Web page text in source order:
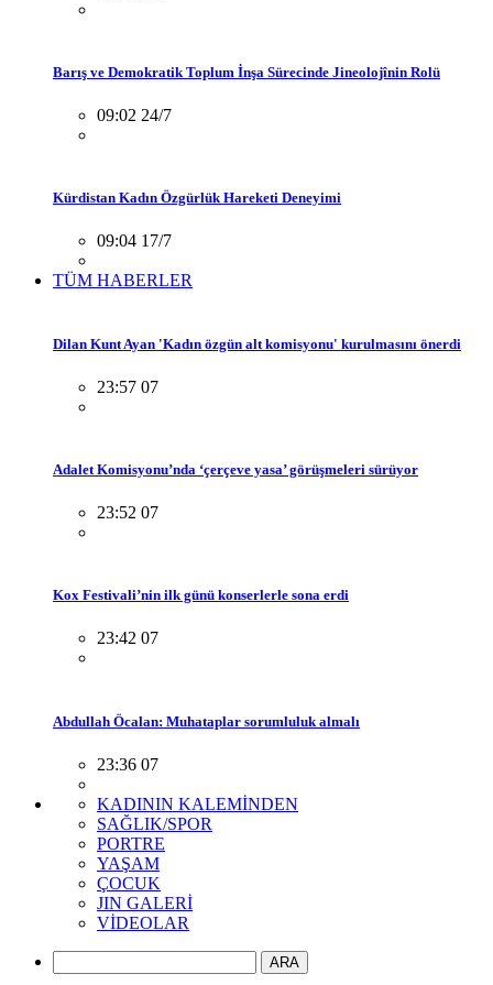
Barış ve Demokratik Toplum İnşa Sürecinde Jineolojînin Rolü
09:02 24/7
Kürdistan Kadın Özgürlük Hareketi Deneyimi
09:04 17/7
TÜM HABERLER
Dilan Kunt Ayan 'Kadın özgün alt komisyonu' kurulmasını önerdi
23:57 07
Adalet Komisyonu’nda ‘çerçeve yasa’ görüşmeleri sürüyor
23:52 07
Kox Festivali’nin ilk günü konserlerle sona erdi
23:42 07
Abdullah Öcalan: Muhataplar sorumluluk almalı
23:36 07
KADININ KALEMİNDEN
SAĞLIK/SPOR
PORTRE
YAŞAM
ÇOCUK
JIN GALERİ
VİDEOLAR
ARA